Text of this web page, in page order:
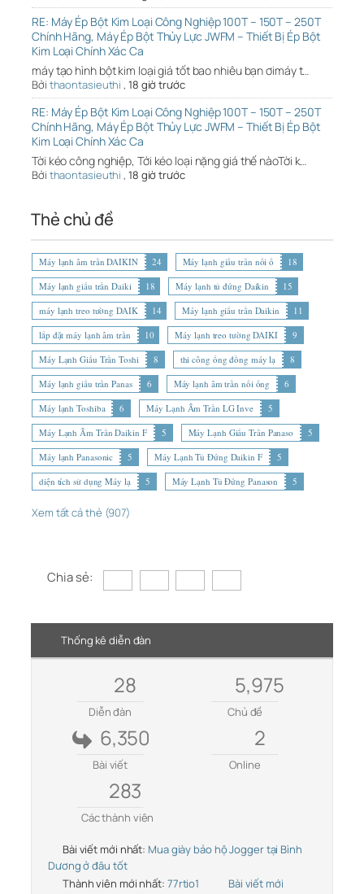
RE: Máy Ép Bột Kim Loại Công Nghiệp 100T – 150T – 250T
Chính Hãng, Máy Ép Bột Thủy Lực JWFM – Thiết Bị Ép Bột
Kim Loại Chính Xác Ca
máy tạo hình bột kim loại giá tốt bao nhiêu bạn ơimáy t…
Bởi thaontasieuthi , 18 giờ trước
RE: Máy Ép Bột Kim Loại Công Nghiệp 100T – 150T – 250T
Chính Hãng, Máy Ép Bột Thủy Lực JWFM – Thiết Bị Ép Bột
Kim Loại Chính Xác Ca
Tời kéo công nghiệp, Tới kéo loại nặng giá thế nàoTời k…
Bởi thaontasieuthi , 18 giờ trước
Thẻ chủ đề
Máy lạnh âm trần DAIKIN 24 Máy lạnh giấu trần nối ố
18
Máy lạnh giấu trần Daiki
18 Máy lạnh tủ đứng Daikin
15
máy lạnh treo tường DAIK
14 Máy lạnh giấu trần Daikin
11
lắp đặt máy lạnh âm trần
10 Máy lạnh treo tường DAIKI
9
Máy Lạnh Giấu Trần Toshi
8 thi công ống đồng máy lạ
8
Máy lạnh giấu trần Panas
6 Máy lạnh âm trần nối ống
6
Máy lạnh Toshiba
6 Máy Lạnh Âm Trần LG Inve
5
Máy Lạnh Âm Trần Daikin F
5 Máy Lạnh Giấu Trần Panaso
5
Máy lạnh Panasonic
5 Máy Lạnh Tủ Đứng Daikin F
5
diện tích sử dụng Máy lạ
5 Máy Lạnh Tủ Đứng Panason 5
Xem tất cả thẻ (907)
Chia sẻ:
Thống kê diễn đàn
28
Diễn đàn
5,975
Chủ đề
6,350
Bài viết
2
Online
283
Các thành viên
Bài viết mới nhất: Mua giày bảo hộ Jogger tại Bình
Dương ở đâu tốt
Thành viên mới nhất: 77rtio1 Bài viết mới